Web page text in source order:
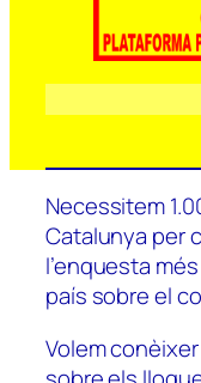
Necessitem
Catalunya per
l’enquesta
país sobre el
Volem